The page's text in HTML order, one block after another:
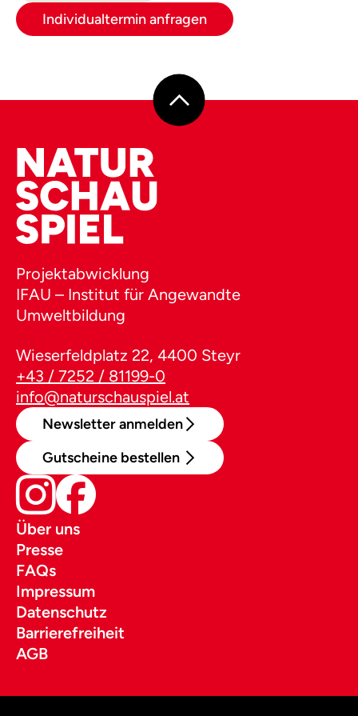
Individualtermin anfragen
Projektabwicklung
IFAU – Institut für Angewandte
Umweltbildung
Wieserfeldplatz 22, 4400 Steyr
+43 / 7252 / 81199-0
info@naturschauspiel.at
Newsletter anmelden
Gutscheine bestellen
Über uns
Presse
FAQs
Impressum
Datenschutz
Barrierefreiheit
AGB